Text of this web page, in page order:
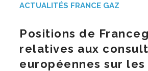
ACTUALITÉS FRANCE GAZ
Positions de
relatives aux
européennes sur les